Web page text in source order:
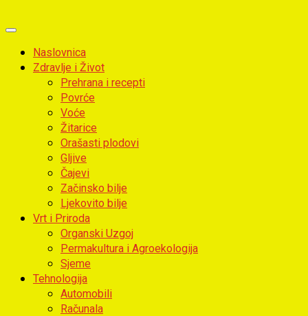
Primary
MenuNaslovnica
Zdravlje i Život
Prehrana i recepti
Povrće
Voće
Žitarice
Orašasti plodovi
Gljive
Čajevi
Začinsko bilje
Ljekovito bilje
Vrt i Priroda
Organski Uzgoj
Permakultura i Agroekologija
Sjeme
Tehnologija
Automobili
Računala